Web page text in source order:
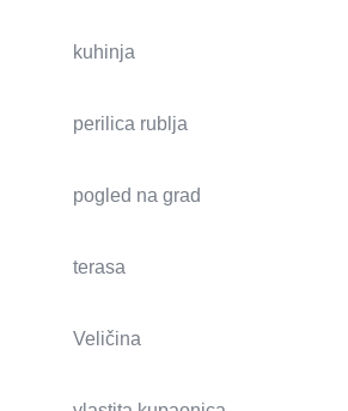
kuhinja
perilica rublja
pogled na grad
terasa
Veličina